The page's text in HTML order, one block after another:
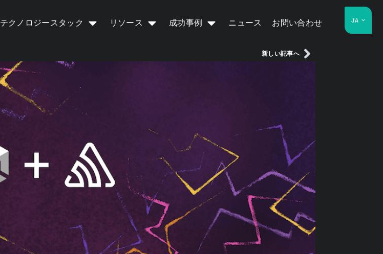
テクノロジースタック リソース 成功事例 ニュース お問い合わせ JA
新しい記事へ